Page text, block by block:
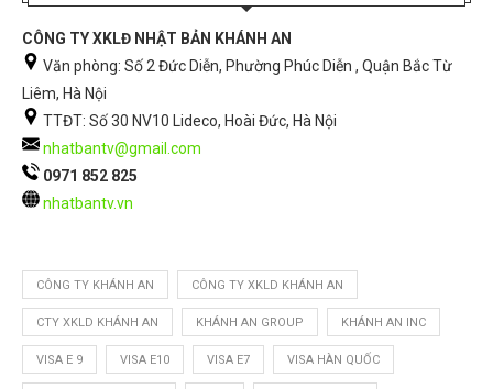
CÔNG TY XKLĐ NHẬT BẢN KHÁNH AN
Văn phòng: Số 2 Đức Diễn, Phường Phúc Diễn , Quận Bắc Từ
Liêm, Hà Nội
TTĐT: Số 30 NV10 Lideco, Hoài Đức, Hà Nội
nhatbantv@gmail.com
0971 852 825
nhatbantv.vn
CÔNG TY KHÁNH AN CÔNG TY XKLD KHÁNH AN
CTY XKLD KHÁNH AN KHÁNH AN GROUP KHÁNH AN INC
VISA E 9 VISA E10 VISA E7 VISA HÀN QUỐC